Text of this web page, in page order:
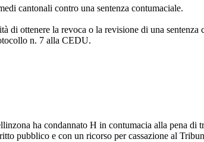
cantonali contro una sentenza contumaciale.
di ottenere la revoca o la revisione di una
n. 7 alla CEDU.
ha condannato H in contumacia alla pena
pubblico e con un ricorso per cassazione al